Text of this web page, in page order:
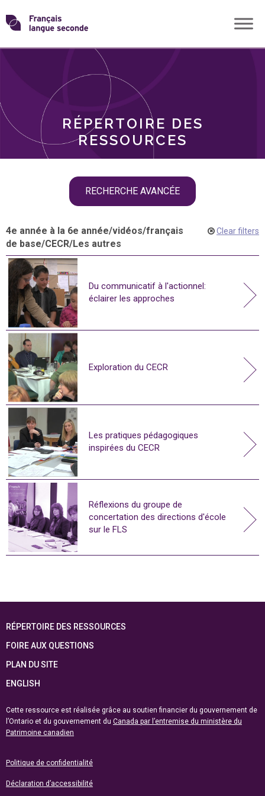
Skip
toTransformons
langue
RÉPERTOIRE DES
RESSOURCES
RECHERCHE AVANCÉE
THÈMES
4e année à la 6e année/vidéos/français
de base/CECR/Les autres
Clear filters
Du communicatif à l'actionnel:
éclairer les approches
Exploration du CECR
Les pratiques pédagogiques
inspirées du CECR
Réflexions du groupe de
concertation des directions d'école
sur le FLS
RÉPERTOIRE DES RESSOURCES
FOIRE AUX QUESTIONS
PLAN DU SITE
ENGLISH
Cette ressource est réalisée grâce au soutien financier du gouvernement de
l’Ontario et du gouvernement du Canada par l’entremise du ministère du
Patrimoine canadien
Politique de confidentialité
Déclaration d’accessibilité